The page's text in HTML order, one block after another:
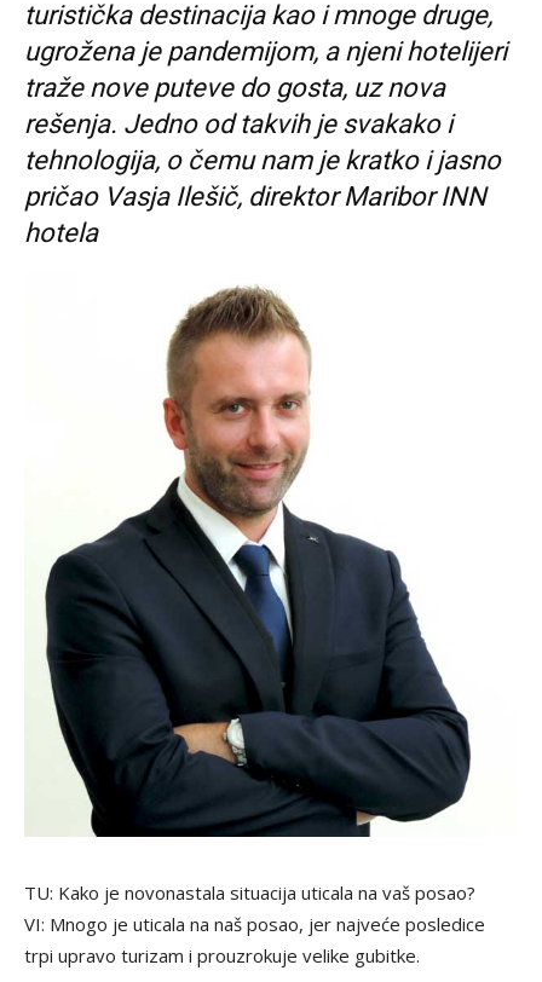
turistička destinacija kao i mnoge druge,
ugrožena je pandemijom, a njeni hotelijeri
traže nove puteve do gosta, uz nova
rešenja. Jedno od takvih je svakako i
tehnologija, o čemu nam je kratko i jasno
pričao Vasja Ilešič, direktor Maribor INN
hotela
TU: Kako je novonastala situacija uticala na vaš posao?
VI: Mnogo je uticala na naš posao, jer najveće posledice
trpi upravo turizam i prouzrokuje velike gubitke.